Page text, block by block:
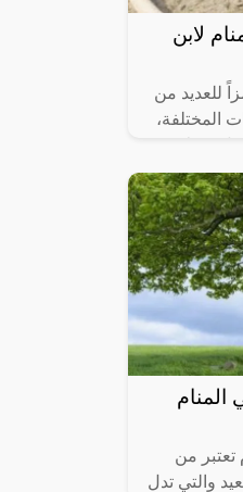
لابن
للعديد من
المختلفة،
من
والتي تدل